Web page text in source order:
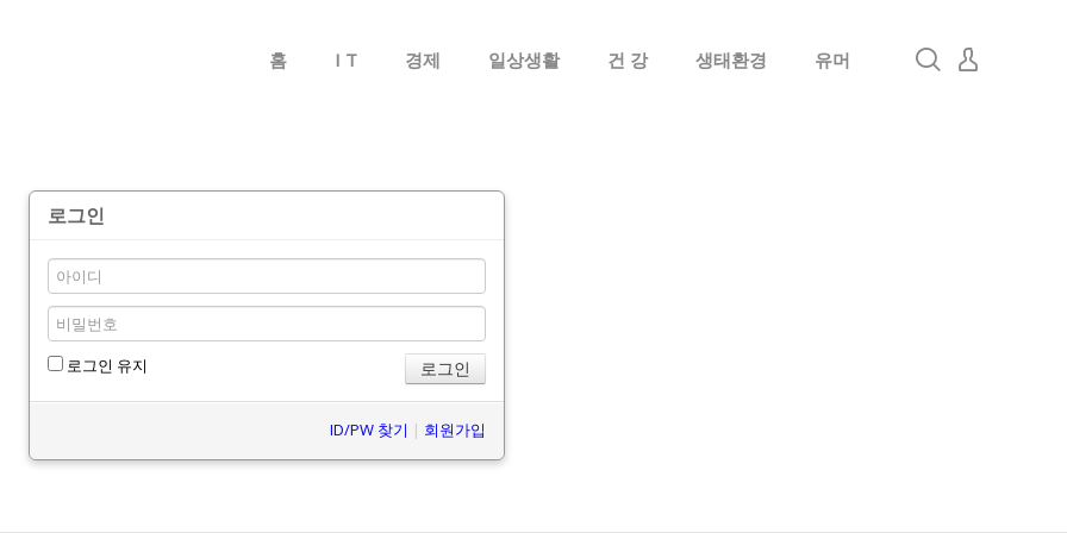
홈 I T 경제 일상생활 건 강 생태환경 유머
로그인
로그인 유지
ID/PW 찾기 | 회원가입